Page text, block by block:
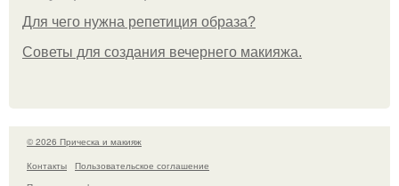
Для чего нужна репетиция образа?
Советы для создания вечернего макияжа.
© 2026 Прическа и макияж
Контакты
Пользовательское соглашение